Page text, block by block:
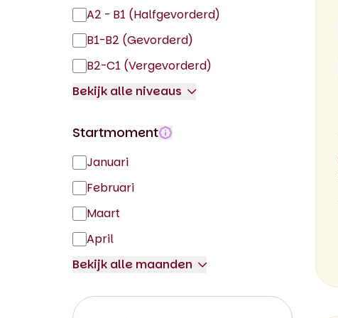
A2 - B1 (Halfgevorderd)
B1-B2 (Gevorderd)
B2-C1 (Vergevorderd)
C1-C2 (Vergevorderd)
Bekijk alle niveaus
Startmoment
Januari
Februari
Maart
April
Mei
Bekijk alle maanden